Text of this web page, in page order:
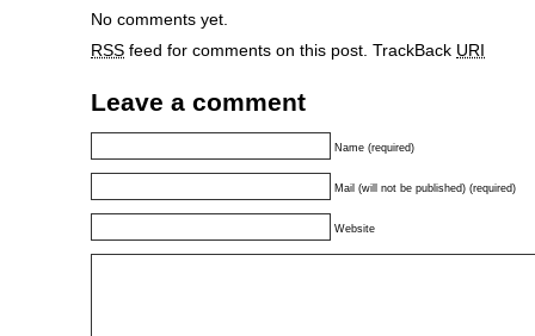
No comments yet.
RSS feed for comments on this post. TrackBack URI
Leave a comment
Name (required)
Mail (will not be published) (required)
Website